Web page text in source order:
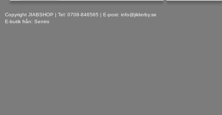
Copyright JIABSHOP | Tel: 0708-846565 | E-post: info@jilderby.se
E-butik från: Sentro